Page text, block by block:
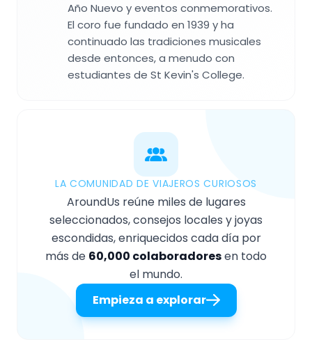
Año Nuevo y eventos conmemorativos.
El coro fue fundado en 1939 y ha
continuado las tradiciones musicales
desde entonces, a menudo con
estudiantes de St Kevin's College.
LA COMUNIDAD DE VIAJEROS CURIOSOS
AroundUs reúne miles de lugares
seleccionados, consejos locales y joyas
escondidas, enriquecidos cada día por
más de 60,000 colaboradoresen todo
el mundo.
Empieza a explorar